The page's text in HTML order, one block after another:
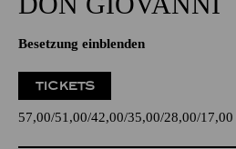
Besetzung einblenden
TICKETS
57,00 51,00 42,00 35,00 28,00 17,00